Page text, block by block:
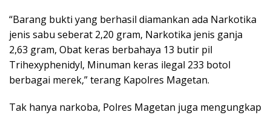
“Barang bukti yang berhasil diamankan ada Narkotika
jenis sabu seberat 2,20 gram, Narkotika jenis ganja
2,63 gram, Obat keras berbahaya 13 butir pil
Trihexyphenidyl, Minuman keras ilegal 233 botol
berbagai merek,” terang Kapolres Magetan.
Tak hanya narkoba, Polres Magetan juga mengungkap